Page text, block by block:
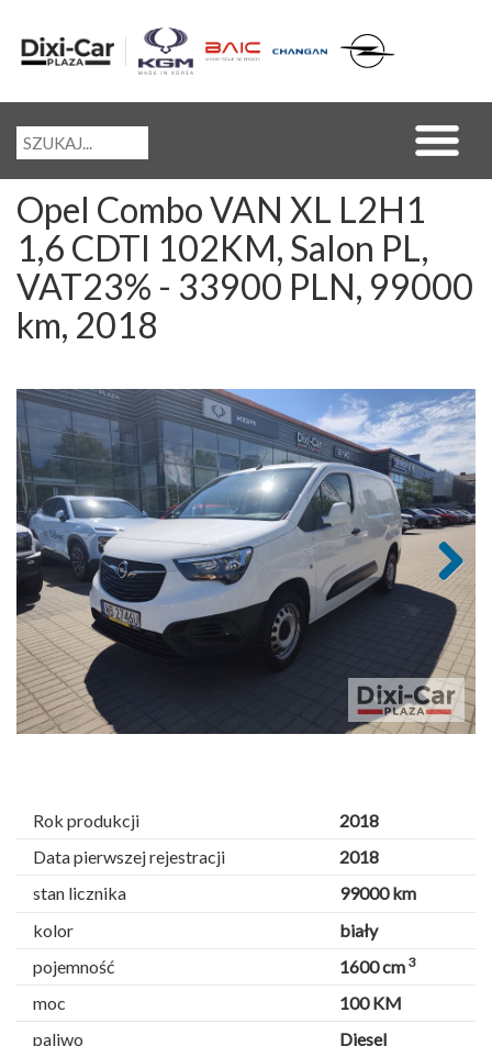
Opel Combo VAN XL L2H1
1,6 CDTI 102KM, Salon PL,
VAT23% - 33900 PLN, 99000
km, 2018
Next
Rok produkcji
2018
Data pierwszej rejestracji
2018
stan licznika
99000 km
kolor
biały
pojemność
1600 cm 3
moc
100 KM
paliwo
Diesel